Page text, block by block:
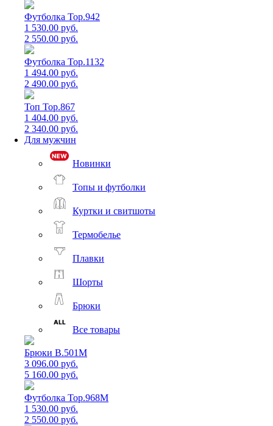
Футболка Top.942
1 530.00 руб.
2 550.00 руб.
Футболка Top.1132
1 494.00 руб.
2 490.00 руб.
Топ Top.867
1 404.00 руб.
2 340.00 руб.
Для мужчин
Новинки
Топы и футболки
Куртки и свитшоты
Термобелье
Плавки
Шорты
Брюки
Все товары
Брюки B.501M
3 096.00 руб.
5 160.00 руб.
Футболка Top.968M
1 530.00 руб.
2 550.00 руб.